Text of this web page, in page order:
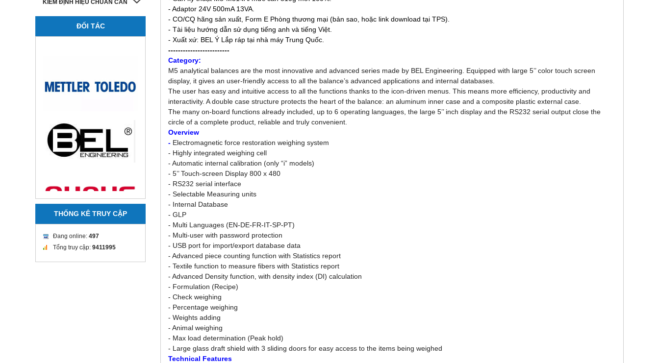
- Adaptor 24V 500mA 13VA.
- CO/CQ hãng sản xuất, Form E Phòng thương mại (bản sao, hoặc link download tại TPS).
- Tài liệu hướng dẫn sử dụng tiếng anh và tiếng Việt.
- Xuất xứ: BEL Ý Lắp ráp tại nhà máy Trung Quốc.
-------------------------
Category:
M5 analytical balances are the most innovative and advanced series made by BEL Engineering. Equipped with large 5’’ color touch screen
display, it gives an user-friendly access to all the balance’s advanced applications and internal databases.
The user has easy and intuitive access to all the functions thanks to the icon-driven menus. This means more efficiency, productivity and
interactivity. A double case structure protects the heart of the balance: an aluminum inner case and a composite plastic external case.
The many on-board functions already included, up to 6 operating languages, the large 5’’ inch display and the RS232 serial output close the
circle of a complete product, reliable and truly convenient.
Overview
- Electromagnetic force restoration weighing system
- Highly integrated weighing cell
- Automatic internal calibration (only “i” models)
- 5’’ Touch-screen Display 800 x 480
- RS232 serial interface
- Selectable Measuring units
- Internal Database
- GLP
- Multi Languages (EN-DE-FR-IT-SP-PT)
- Multi-user with password protection
- USB port for import/export database data
- Advanced piece counting function with Statistics report
- Textile function to measure fibers with Statistics report
- Advanced Density function, with density index (DI) calculation
- Formulation (Recipe)
- Check weighing
- Percentage weighing
- Weights adding
- Animal weighing
- Max load determination (Peak hold)
- Large glass draft shield with 3 sliding doors for easy access to the items being weighed
Technical Features
KIỂM ĐỊNH HIỆU CHUẨN CÂN
ĐỐI TÁC
THỐNG KÊ TRUY CẬP
Đang online: 497
Tổng truy cập: 9411995